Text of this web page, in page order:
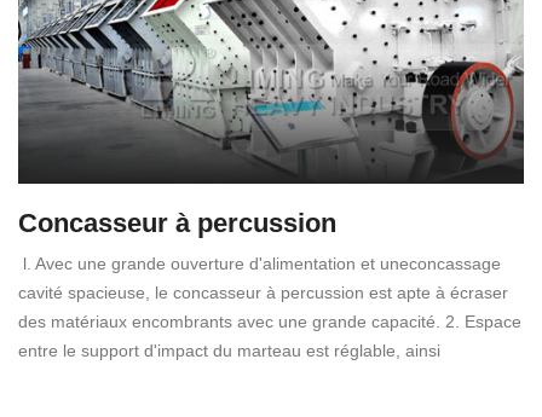
Concasseur à percussion
l. Avec une grande ouverture d'alimentation et uneconcassage
cavité spacieuse, le concasseur à percussion est apte à écraser
des matériaux encombrants avec une grande capacité. 2. Espace
entre le support d'impact du marteau est réglable, ainsi